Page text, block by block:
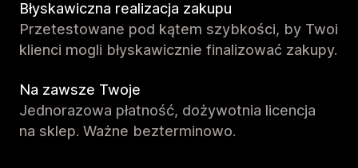
Błyskawiczna realizacja zakupu
Przetestowane pod kątem szybkości, by Twoi
klienci mogli błyskawicznie finalizować zakupy.
Na zawsze Twoje
Jednorazowa płatność, dożywotnia licencja
na sklep. Ważne bezterminowo.